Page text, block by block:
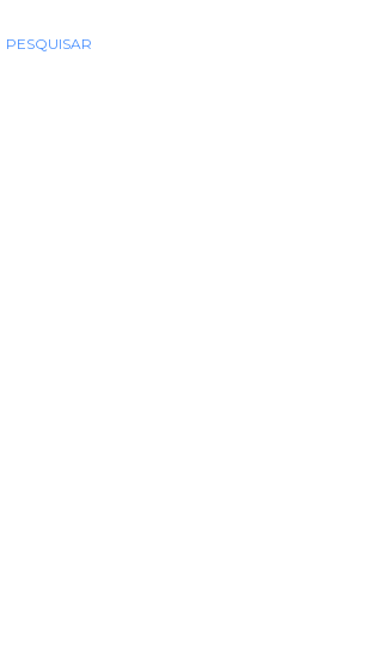
PESQUISAR